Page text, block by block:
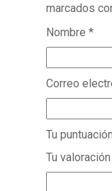
marcados
Nombre *
Correo
Tu puntuación
Tu valoración